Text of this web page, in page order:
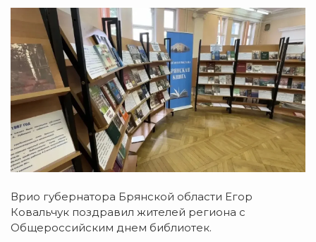
Врио губернатора Брянской области Егор
Ковальчук поздравил жителей региона с
Общероссийским днем библиотек.